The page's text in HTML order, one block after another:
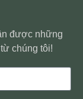
được những
chúng tôi!